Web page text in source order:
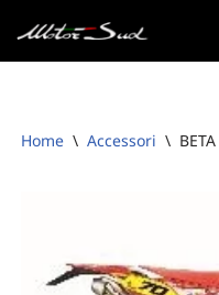
Vai
Home \ Accessori \